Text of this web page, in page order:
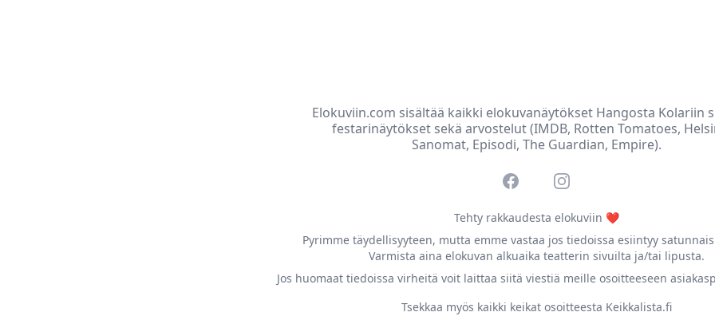
Elokuviin.com sisältää kaikki elokuvanäytökset Hangosta Kolariin
festarinäytökset sekä arvostelut (IMDB, Rotten Tomatoes,
Sanomat, Episodi, The Guardian, Empire).
FacebookInstagram
Tehty rakkaudesta elokuviin ❤️
Pyrimme täydellisyyteen, mutta emme vastaa jos tiedoissa esiintyy
Varmista aina elokuvan alkuaika teatterin sivuilta ja/tai lipusta.
Jos huomaat tiedoissa virheitä voit laittaa siitä viestiä meille osoitteeseen
Tsekkaa myös kaikki keikat osoitteesta Keikkalista.fi